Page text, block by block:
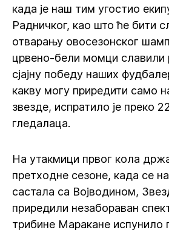
када је наш тим угостио
Радничког, као што ће бити
отварању овосезонског
црвено-бели момци славили
сјајну победу наших
какву могу приредити само
звезде, испратило је преко
гледалаца.
На утакмици првог кола
претходне сезоне, када се
састала са Војводином,
приредили незабораван
трибине Маракане